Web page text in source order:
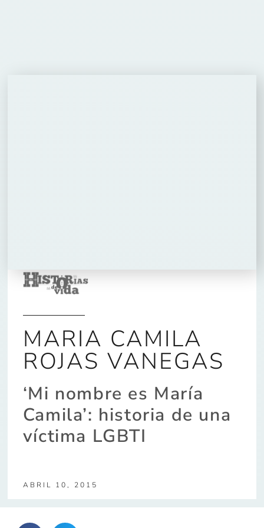
MARIA CAMILA
ROJAS VANEGAS
‘Mi nombre es María
Camila’: historia de una
víctima LGBTI
ABRIL 10, 2015